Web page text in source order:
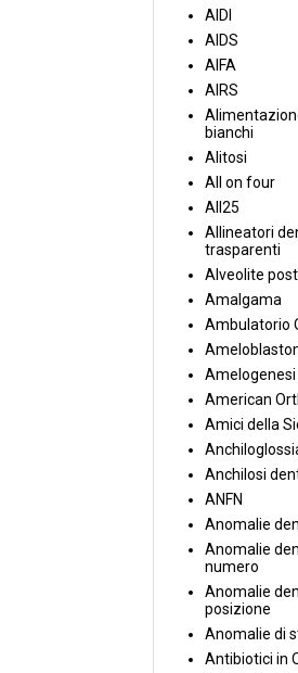
AIDI
AIDS
AIFA
AIRS
bianchi
Alitosi
All on four
All25
Allineatori
trasparenti
Alveolite
Amalgama
Ambulatorio
American
Amici della
Anchilosi
ANFN
Anomalie
Anomalie
numero
Anomalie
posizione
Anomalie di
Antibiotici in